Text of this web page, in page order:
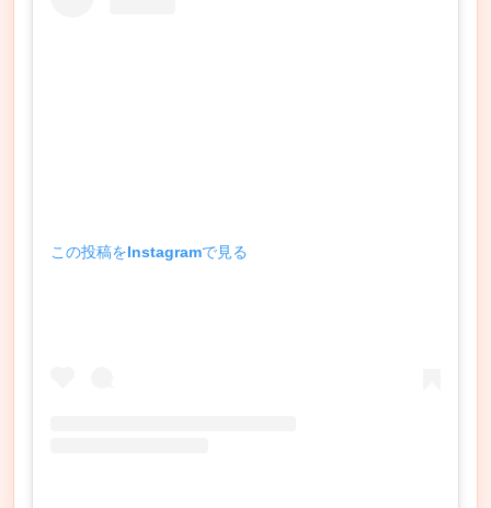
この投稿をInstagramで見る